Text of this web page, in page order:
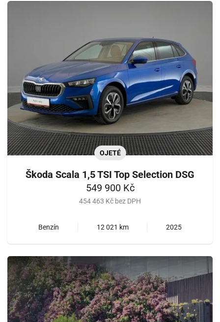
OJETÉ
Škoda Scala 1,5 TSI Top Selection DSG
549 900 Kč
454 463 Kč bez DPH
Benzín 12 021 km 2025